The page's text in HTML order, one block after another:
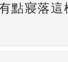
點寢落這